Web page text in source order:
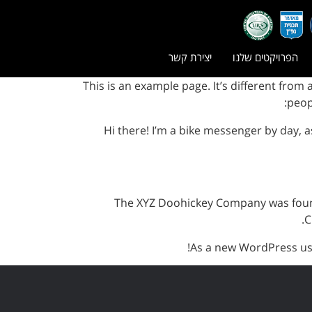
הפרויקטים שלנו יצירת קשר
This is an example page. It’s different
Hi there! I’m a bike messenger by day,
The XYZ Doohickey Company was
As a new WordPress